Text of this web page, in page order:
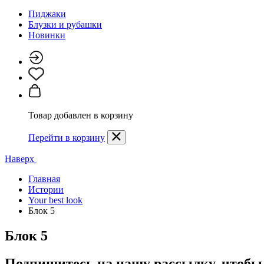
Пиджаки
Блузки и рубашки
Новинки
Товар добавлен в корзину
Перейти в корзину
Наверх
Главная
Истории
Your best look
Блок 5
Блок 5